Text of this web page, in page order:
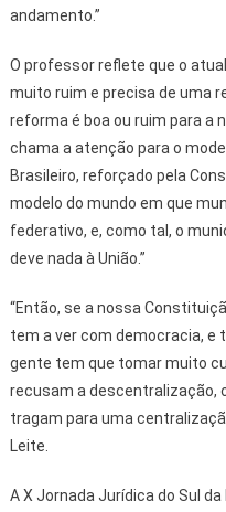
andamento.”
O professor reflete que o
muito ruim e precisa de uma
reforma é boa ou ruim para a
chama a atenção para o
Brasileiro, reforçado pela
modelo do mundo em que
federativo, e, como tal, o
deve nada à União.”
“Então, se a nossa
tem a ver com democracia, e
gente tem que tomar muito
recusam a descentralização,
tragam para uma
Leite.
A X Jornada Jurídica do Sul